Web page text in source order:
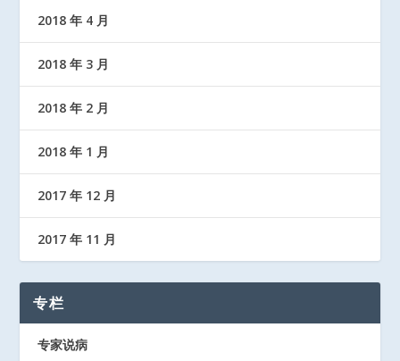
2018 年 4 月
2018 年 3 月
2018 年 2 月
2018 年 1 月
2017 年 12 月
2017 年 11 月
专栏
专家说病